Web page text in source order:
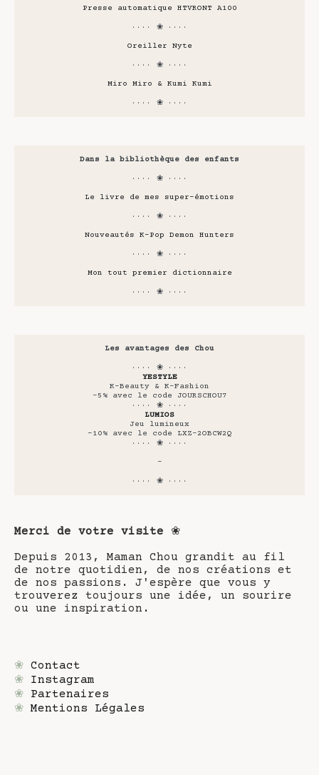
Presse automatique HTVRONT A100
···· ❀ ····
Oreiller Nyte
···· ❀ ····
Miro Miro & Kumi Kumi
···· ❀ ····
Dans la bibliothèque des enfants
···· ❀ ····
Le livre de mes super-émotions
···· ❀ ····
Nouveautés K-Pop Demon Hunters
···· ❀ ····
Mon tout premier dictionnaire
···· ❀ ····
Les avantages des Chou
···· ❀ ····
YESTYLE
K-Beauty & K-Fashion
-5% avec le code JOURSCHOU7
···· ❀ ····
LUMIOS
Jeu lumineux
-10% avec le code LXZ-2OBCW2Q
···· ❀ ····
-
···· ❀ ····
Merci de votre visite ❀
Depuis 2013, Maman Chou grandit au fil
de notre quotidien, de nos créations et
de nos passions. J'espère que vous y
trouverez toujours une idée, un sourire
ou une inspiration.
❀ Contact
❀ Instagram
❀ Partenaires
❀ Mentions Légales